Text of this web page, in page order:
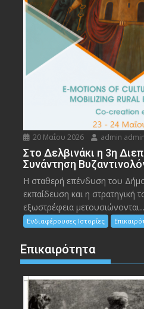
20 Μαΐου 2026 admin admin
Στο Δελβινάκι η 3η
Συνάντηση
Η σταθερή επένδυση του
εκπαίδευση και η στρατηγική
εξωστρέφεια μετουσιώνονται...
Ενδιαφέρουσες Ιστορίες
Επικαιρότητα